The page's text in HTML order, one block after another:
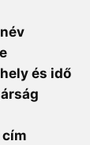
és idő